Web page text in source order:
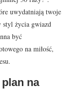
uwydatniają twoje
styl życia gwiazd
być
na miłość,
na